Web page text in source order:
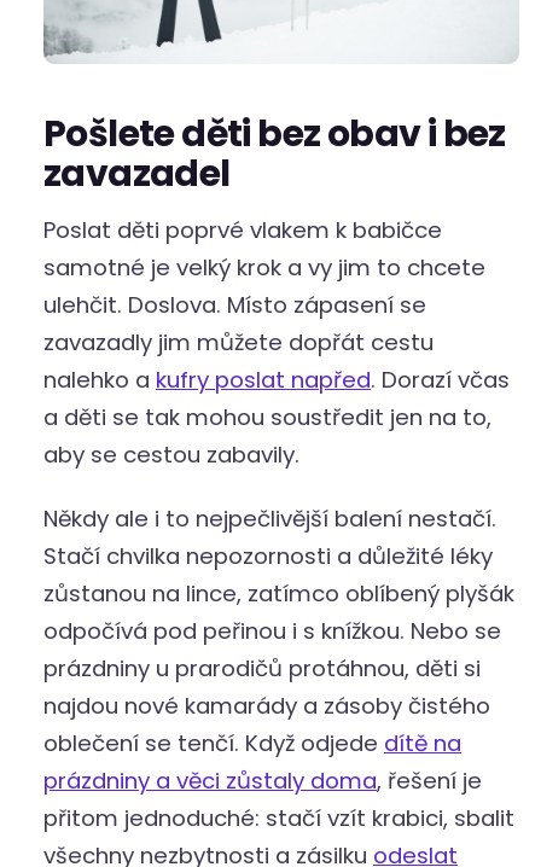
Pošlete děti bez obav i bez
zavazadel
Poslat děti poprvé vlakem k babičce
samotné je velký krok a vy jim to chcete
ulehčit. Doslova. Místo zápasení se
zavazadly jim můžete dopřát cestu
nalehko a kufry poslat napřed. Dorazí včas
a děti se tak mohou soustředit jen na to,
aby se cestou zabavily.
Někdy ale i to nejpečlivější balení nestačí.
Stačí chvilka nepozornosti a důležité léky
zůstanou na lince, zatímco oblíbený plyšák
odpočívá pod peřinou i s knížkou. Nebo se
prázdniny u prarodičů protáhnou, děti si
najdou nové kamarády a zásoby čistého
oblečení se tenčí. Když odjede dítě na
prázdniny a věci zůstaly doma, řešení je
přitom jednoduché: stačí vzít krabici, sbalit
všechny nezbytnosti a zásilku odeslat